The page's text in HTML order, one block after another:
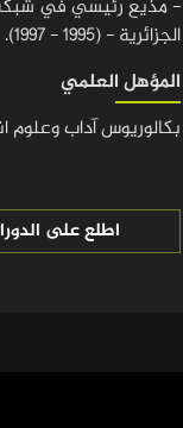
الجزائرية - (1995 - 1997).
المؤهل العلمي
بكالوريوس آداب وعلوم
اطلع على